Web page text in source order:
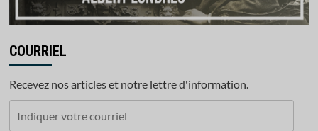
COURRIEL
Recevez nos articles et notre lettre d'information.